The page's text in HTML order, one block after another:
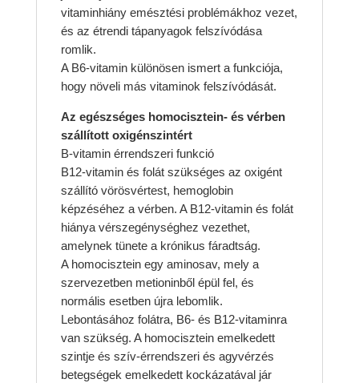
vitaminhiány emésztési problémákhoz vezet,
és az étrendi tápanyagok felszívódása
romlik.
A B6-vitamin különösen ismert a funkciója,
hogy növeli más vitaminok felszívódását.
Az egészséges homocisztein- és vérben
szállított oxigénszintért
B-vitamin érrendszeri funkció
B12-vitamin és folát szükséges az oxigént
szállító vörösvértest, hemoglobin
képzéséhez a vérben. A B12-vitamin és folát
hiánya vérszegénységhez vezethet,
amelynek tünete a krónikus fáradtság.
A homocisztein egy aminosav, mely a
szervezetben metioninből épül fel, és
normális esetben újra lebomlik.
Lebontásához folátra, B6- és B12-vitaminra
van szükség. A homocisztein emelkedett
szintje és szív-érrendszeri és agyvérzés
betegségek emelkedett kockázatával jár